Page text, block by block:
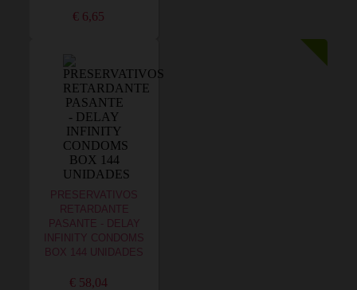
€ 6,65
PRESERVATIVOS
RETARDANTE
PASANTE - DELAY
INFINITY CONDOMS
BOX 144 UNIDADES
€ 58,04